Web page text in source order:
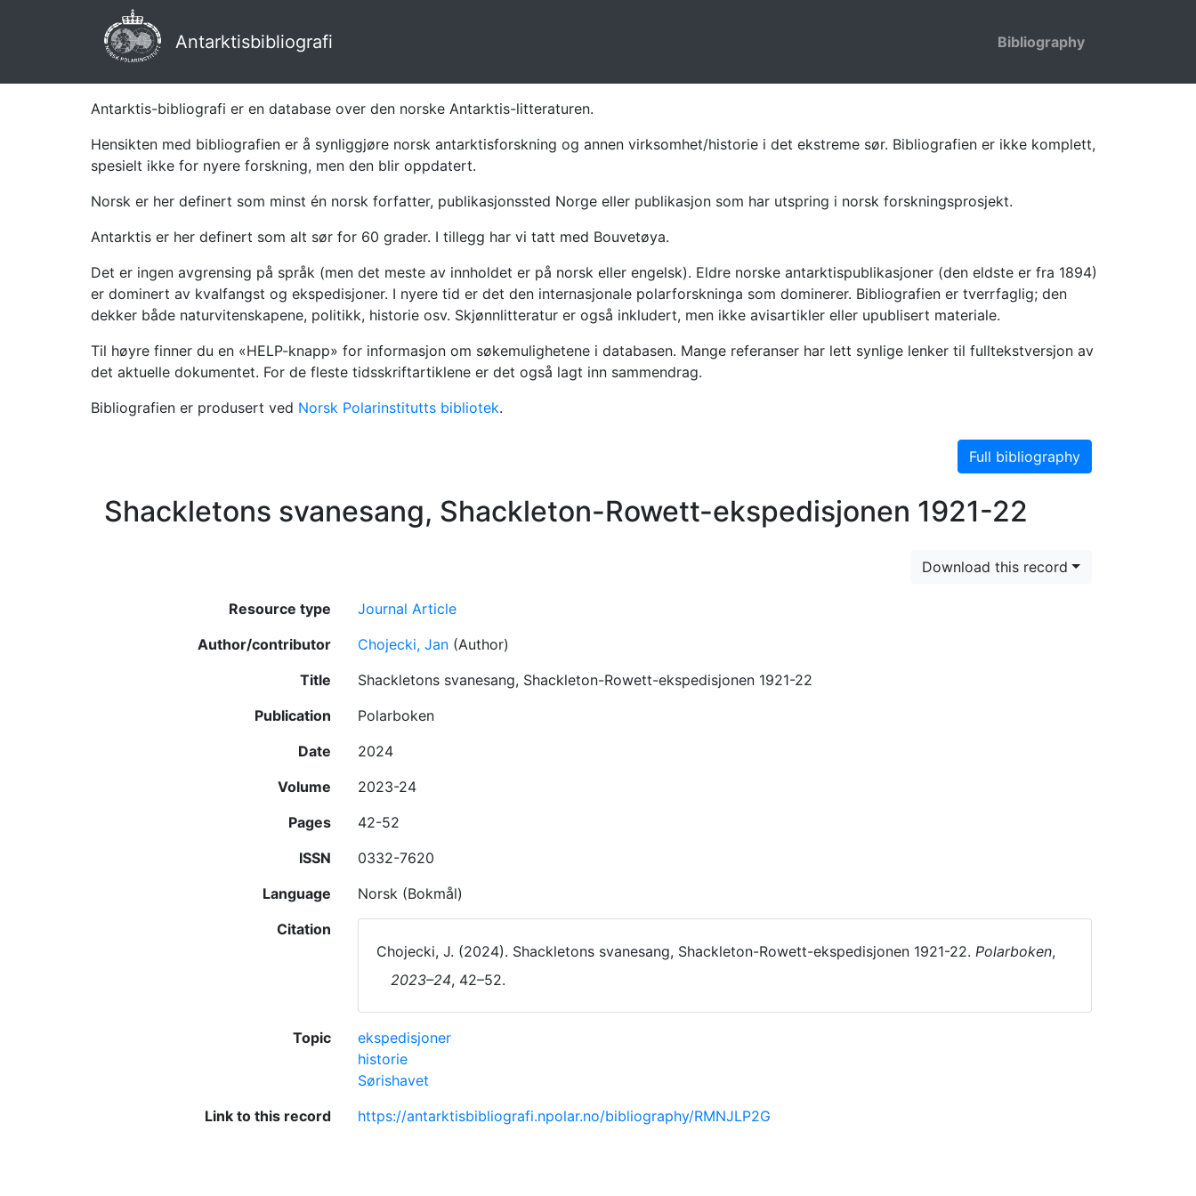
Antarktisbibliografi Bibliography
Antarktis-bibliografi er en database over den norske Antarktis-litteraturen.
Hensikten med bibliografien er å synliggjøre norsk antarktisforskning og annen virksomhet/historie i det ekstreme sør. Bibliografien er ikke komplett,
spesielt ikke for nyere forskning, men den blir oppdatert.
Norsk er her definert som minst én norsk forfatter, publikasjonssted Norge eller publikasjon som har utspring i norsk forskningsprosjekt.
Antarktis er her definert som alt sør for 60 grader. I tillegg har vi tatt med Bouvetøya.
Det er ingen avgrensing på språk (men det meste av innholdet er på norsk eller engelsk). Eldre norske antarktispublikasjoner (den eldste er fra 1894)
er dominert av kvalfangst og ekspedisjoner. I nyere tid er det den internasjonale polarforskninga som dominerer. Bibliografien er tverrfaglig; den
dekker både naturvitenskapene, politikk, historie osv. Skjønnlitteratur er også inkludert, men ikke avisartikler eller upublisert materiale.
Til høyre finner du en «HELP-knapp» for informasjon om søkemulighetene i databasen. Mange referanser har lett synlige lenker til fulltekstversjon av
det aktuelle dokumentet. For de fleste tidsskriftartiklene er det også lagt inn sammendrag.
Bibliografien er produsert ved Norsk Polarinstitutts bibliotek.
Full bibliography
Shackletons svanesang, Shackleton-Rowett-ekspedisjonen 1921-22
Download this record
Resource type
Journal Article
Author/contributor
Chojecki, Jan (Author)
Title
Shackletons svanesang, Shackleton-Rowett-ekspedisjonen 1921-22
Publication
Polarboken
Date
2024
Volume
2023-24
Pages
42-52
ISSN
0332-7620
Language
Norsk (Bokmål)
Citation
Chojecki, J. (2024). Shackletons svanesang, Shackleton-Rowett-ekspedisjonen 1921-22. Polarboken,
2023–24, 42–52.
Topic
ekspedisjoner
historie
Sørishavet
Link to this record
https://antarktisbibliografi.npolar.no/bibliography/RMNJLP2G